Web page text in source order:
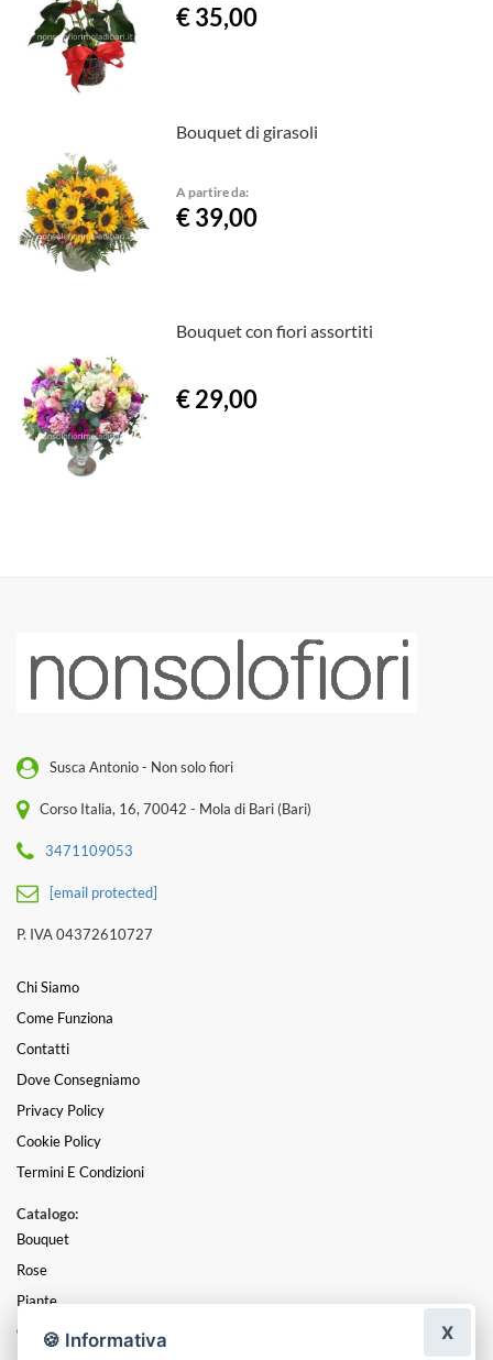
€ 35,00
Bouquet di girasoli
A partire da:
€ 39,00
Bouquet con fiori assortiti
€ 29,00
Susca Antonio - Non solo fiori
Corso Italia, 16, 70042 - Mola di Bari (Bari)
3471109053
[email protected]
P. IVA 04372610727
Chi Siamo
Come Funziona
Contatti
Dove Consegniamo
Privacy Policy
Cookie Policy
Termini E Condizioni
Catalogo:
Bouquet
Rose
Piante
Centrotavola
🍪 Informativa X